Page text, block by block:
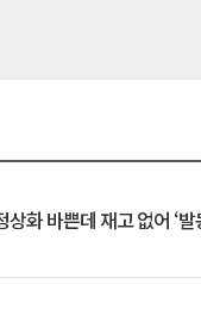
화 바쁜데 재고 없어 ‘발